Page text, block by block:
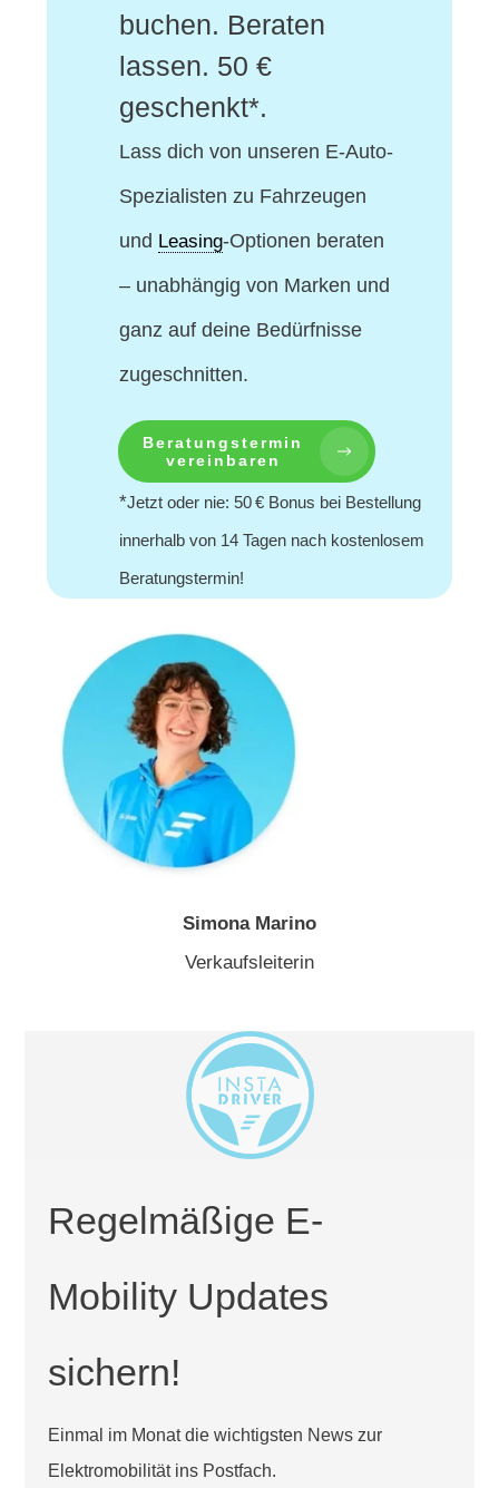
buchen. Beraten
lassen. 50 €
geschenkt*.
Lass dich von unseren E-Auto-
Spezialisten zu Fahrzeugen
und Leasing-Optionen beraten
– unabhängig von Marken und
ganz auf deine Bedürfnisse
zugeschnitten.
Beratungstermin
vereinbaren
*Jetzt oder nie: 50 € Bonus bei Bestellung
innerhalb von 14 Tagen nach kostenlosem
Beratungstermin!
Simona Marino
Verkaufsleiterin
Regelmäßige E-
Mobility Updates
sichern!
Einmal im Monat die wichtigsten News zur
Elektromobilität ins Postfach.